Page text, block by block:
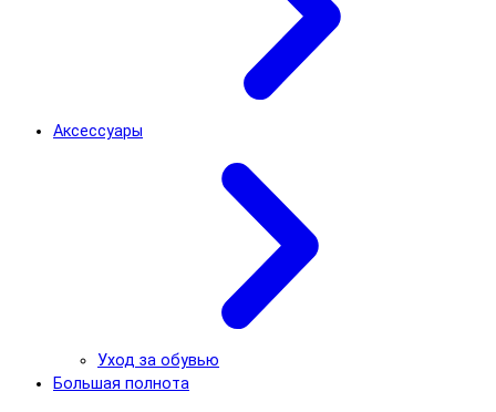
Аксессуары
Уход за обувью
Большая полнота